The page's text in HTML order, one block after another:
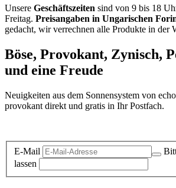
Unsere Geschäftszeiten sind von 9 bis 18
Freitag. Preisangaben in Ungarischen
gedacht, wir verrechnen alle Produkte in der
Böse, Provokant, Zynisch,
und eine Freude
Neuigkeiten aus dem Sonnensystem von
provokant direkt und gratis in Ihr Postfach.
E-Mail
lassen